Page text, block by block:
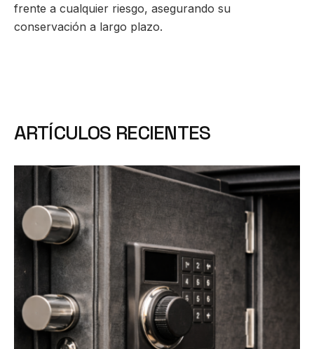
frente a cualquier riesgo, asegurando su
conservación a largo plazo.
ARTÍCULOS RECIENTES